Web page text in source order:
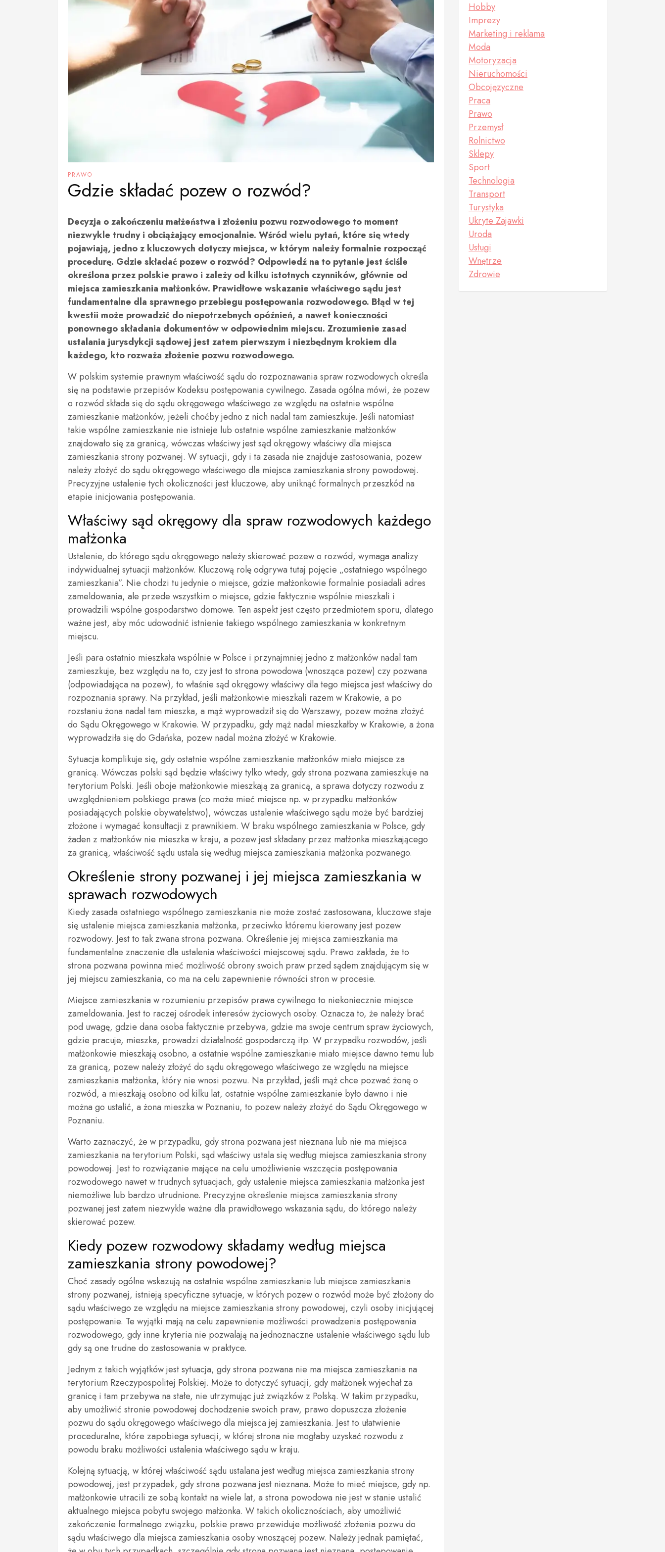
PRAWO
Gdzie składać pozew o rozwód?
Decyzja o zakończeniu małżeństwa i złożeniu pozwu rozwodowego to moment
niezwykle trudny i obciążający emocjonalnie. Wśród wielu pytań, które się wtedy
pojawiają, jedno z kluczowych dotyczy miejsca, w którym należy formalnie rozpocząć
procedurę. Gdzie składać pozew o rozwód? Odpowiedź na to pytanie jest ściśle
określona przez polskie prawo i zależy od kilku istotnych czynników, głównie od
miejsca zamieszkania małżonków. Prawidłowe wskazanie właściwego sądu jest
fundamentalne dla sprawnego przebiegu postępowania rozwodowego. Błąd w tej
kwestii może prowadzić do niepotrzebnych opóźnień, a nawet konieczności
ponownego składania dokumentów w odpowiednim miejscu. Zrozumienie zasad
ustalania jurysdykcji sądowej jest zatem pierwszym i niezbędnym krokiem dla
każdego, kto rozważa złożenie pozwu rozwodowego.
W polskim systemie prawnym właściwość sądu do rozpoznawania spraw rozwodowych określa
się na podstawie przepisów Kodeksu postępowania cywilnego. Zasada ogólna mówi, że pozew
o rozwód składa się do sądu okręgowego właściwego ze względu na ostatnie wspólne
zamieszkanie małżonków, jeżeli choćby jedno z nich nadal tam zamieszkuje. Jeśli natomiast
takie wspólne zamieszkanie nie istnieje lub ostatnie wspólne zamieszkanie małżonków
znajdowało się za granicą, wówczas właściwy jest sąd okręgowy właściwy dla miejsca
zamieszkania strony pozwanej. W sytuacji, gdy i ta zasada nie znajduje zastosowania, pozew
należy złożyć do sądu okręgowego właściwego dla miejsca zamieszkania strony powodowej.
Precyzyjne ustalenie tych okoliczności jest kluczowe, aby uniknąć formalnych przeszkód na
etapie inicjowania postępowania.
Właściwy sąd okręgowy dla spraw rozwodowych każdego
małżonka
Ustalenie, do którego sądu okręgowego należy skierować pozew o rozwód, wymaga analizy
indywidualnej sytuacji małżonków. Kluczową rolę odgrywa tutaj pojęcie „ostatniego wspólnego
zamieszkania”. Nie chodzi tu jedynie o miejsce, gdzie małżonkowie formalnie posiadali adres
zameldowania, ale przede wszystkim o miejsce, gdzie faktycznie wspólnie mieszkali i
prowadzili wspólne gospodarstwo domowe. Ten aspekt jest często przedmiotem sporu, dlatego
ważne jest, aby móc udowodnić istnienie takiego wspólnego zamieszkania w konkretnym
miejscu.
Jeśli para ostatnio mieszkała wspólnie w Polsce i przynajmniej jedno z małżonków nadal tam
zamieszkuje, bez względu na to, czy jest to strona powodowa (wnosząca pozew) czy pozwana
(odpowiadająca na pozew), to właśnie sąd okręgowy właściwy dla tego miejsca jest właściwy do
rozpoznania sprawy. Na przykład, jeśli małżonkowie mieszkali razem w Krakowie, a po
rozstaniu żona nadal tam mieszka, a mąż wyprowadził się do Warszawy, pozew można złożyć
do Sądu Okręgowego w Krakowie. W przypadku, gdy mąż nadal mieszkałby w Krakowie, a żona
wyprowadziła się do Gdańska, pozew nadal można złożyć w Krakowie.
Sytuacja komplikuje się, gdy ostatnie wspólne zamieszkanie małżonków miało miejsce za
granicą. Wówczas polski sąd będzie właściwy tylko wtedy, gdy strona pozwana zamieszkuje na
terytorium Polski. Jeśli oboje małżonkowie mieszkają za granicą, a sprawa dotyczy rozwodu z
uwzględnieniem polskiego prawa (co może mieć miejsce np. w przypadku małżonków
posiadających polskie obywatelstwo), wówczas ustalenie właściwego sądu może być bardziej
złożone i wymagać konsultacji z prawnikiem. W braku wspólnego zamieszkania w Polsce, gdy
żaden z małżonków nie mieszka w kraju, a pozew jest składany przez małżonka mieszkającego
za granicą, właściwość sądu ustala się według miejsca zamieszkania małżonka pozwanego.
Określenie strony pozwanej i jej miejsca zamieszkania w
sprawach rozwodowych
Kiedy zasada ostatniego wspólnego zamieszkania nie może zostać zastosowana, kluczowe staje
się ustalenie miejsca zamieszkania małżonka, przeciwko któremu kierowany jest pozew
rozwodowy. Jest to tak zwana strona pozwana. Określenie jej miejsca zamieszkania ma
fundamentalne znaczenie dla ustalenia właściwości miejscowej sądu. Prawo zakłada, że to
strona pozwana powinna mieć możliwość obrony swoich praw przed sądem znajdującym się w
jej miejscu zamieszkania, co ma na celu zapewnienie równości stron w procesie.
Miejsce zamieszkania w rozumieniu przepisów prawa cywilnego to niekoniecznie miejsce
zameldowania. Jest to raczej ośrodek interesów życiowych osoby. Oznacza to, że należy brać
pod uwagę, gdzie dana osoba faktycznie przebywa, gdzie ma swoje centrum spraw życiowych,
gdzie pracuje, mieszka, prowadzi działalność gospodarczą itp. W przypadku rozwodów, jeśli
małżonkowie mieszkają osobno, a ostatnie wspólne zamieszkanie miało miejsce dawno temu lub
za granicą, pozew należy złożyć do sądu okręgowego właściwego ze względu na miejsce
zamieszkania małżonka, który nie wnosi pozwu. Na przykład, jeśli mąż chce pozwać żonę o
rozwód, a mieszkają osobno od kilku lat, ostatnie wspólne zamieszkanie było dawno i nie
można go ustalić, a żona mieszka w Poznaniu, to pozew należy złożyć do Sądu Okręgowego w
Poznaniu.
Warto zaznaczyć, że w przypadku, gdy strona pozwana jest nieznana lub nie ma miejsca
zamieszkania na terytorium Polski, sąd właściwy ustala się według miejsca zamieszkania strony
powodowej. Jest to rozwiązanie mające na celu umożliwienie wszczęcia postępowania
rozwodowego nawet w trudnych sytuacjach, gdy ustalenie miejsca zamieszkania małżonka jest
niemożliwe lub bardzo utrudnione. Precyzyjne określenie miejsca zamieszkania strony
pozwanej jest zatem niezwykle ważne dla prawidłowego wskazania sądu, do którego należy
skierować pozew.
Kiedy pozew rozwodowy składamy według miejsca
zamieszkania strony powodowej?
Choć zasady ogólne wskazują na ostatnie wspólne zamieszkanie lub miejsce zamieszkania
strony pozwanej, istnieją specyficzne sytuacje, w których pozew o rozwód może być złożony do
sądu właściwego ze względu na miejsce zamieszkania strony powodowej, czyli osoby inicjującej
postępowanie. Te wyjątki mają na celu zapewnienie możliwości prowadzenia postępowania
rozwodowego, gdy inne kryteria nie pozwalają na jednoznaczne ustalenie właściwego sądu lub
gdy są one trudne do zastosowania w praktyce.
Jednym z takich wyjątków jest sytuacja, gdy strona pozwana nie ma miejsca zamieszkania na
terytorium Rzeczypospolitej Polskiej. Może to dotyczyć sytuacji, gdy małżonek wyjechał za
granicę i tam przebywa na stałe, nie utrzymując już związków z Polską. W takim przypadku,
aby umożliwić stronie powodowej dochodzenie swoich praw, prawo dopuszcza złożenie
pozwu do sądu okręgowego właściwego dla miejsca jej zamieszkania. Jest to ułatwienie
proceduralne, które zapobiega sytuacji, w której strona nie mogłaby uzyskać rozwodu z
powodu braku możliwości ustalenia właściwego sądu w kraju.
Kolejną sytuacją, w której właściwość sądu ustalana jest według miejsca zamieszkania strony
powodowej, jest przypadek, gdy strona pozwana jest nieznana. Może to mieć miejsce, gdy np.
małżonkowie utracili ze sobą kontakt na wiele lat, a strona powodowa nie jest w stanie ustalić
aktualnego miejsca pobytu swojego małżonka. W takich okolicznościach, aby umożliwić
zakończenie formalnego związku, polskie prawo przewiduje możliwość złożenia pozwu do
sądu właściwego dla miejsca zamieszkania osoby wnoszącej pozew. Należy jednak pamiętać,
Hobby
Imprezy
Marketing i reklama
Moda
Motoryzacja
Nieruchomości
Obcojęzyczne
Praca
Prawo
Przemysł
Rolnictwo
Sklepy
Sport
Technologia
Transport
Turystyka
Ukryte Zajawki
Uroda
Usługi
Wnętrze
Zdrowie